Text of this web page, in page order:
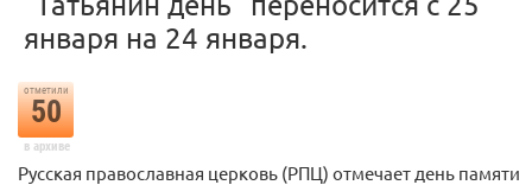
января на 24 января.
отметили
50
в архиве
Русская православная церковь (РПЦ) отмечает день памяти